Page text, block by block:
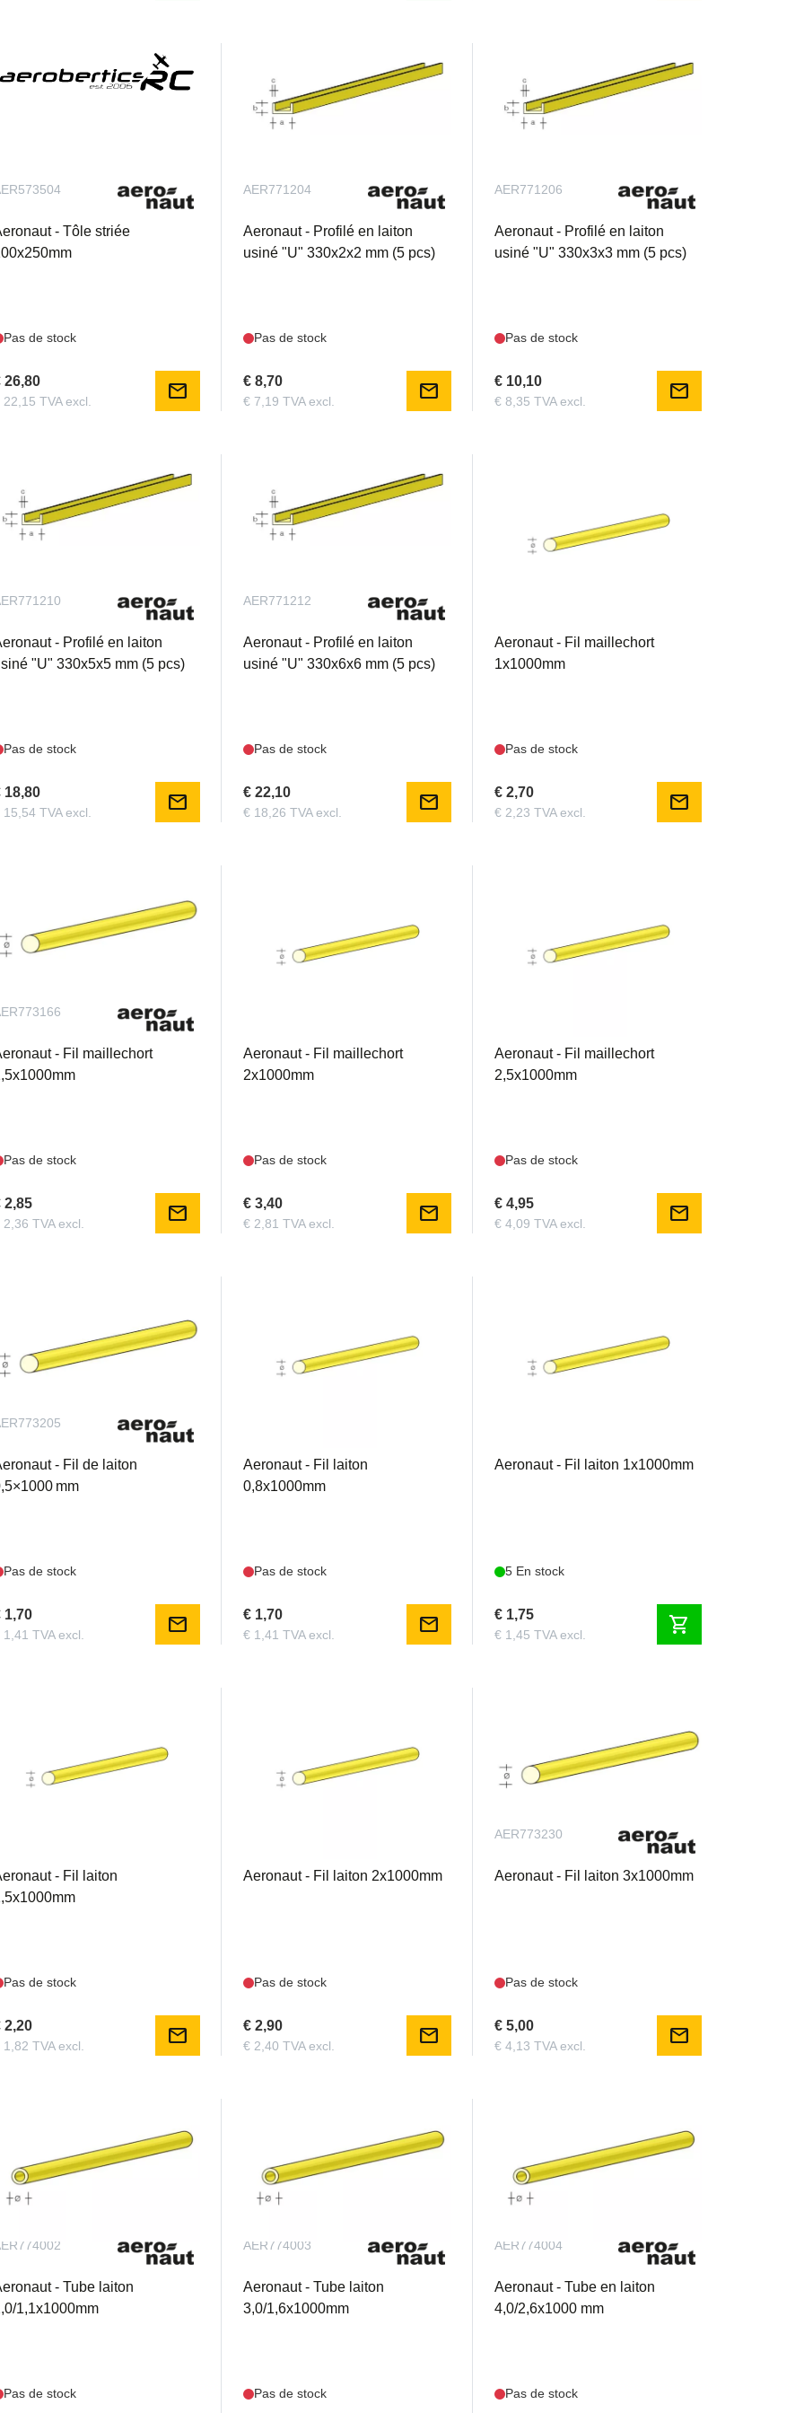
- Tôle striée
Pas de stock
26,80
22,15 TVA excl. mail
AER771204
Aeronaut - Profilé en laiton
usiné "U" 330x2x2 mm (5 pcs)
Pas de stock
€ 8,70
€ 7,19 TVA excl. mail
AER771206
Aeronaut - Profilé en laiton
usiné "U" 330x3x3 mm (5 pcs)
Pas de stock
€ 10,10
€ 8,35 TVA excl. mail
- Profilé en laiton
"U" 330x5x5 mm (5 pcs)
Pas de stock
18,80
15,54 TVA excl. mail
AER771212
Aeronaut - Profilé en laiton
usiné "U" 330x6x6 mm (5 pcs)
Pas de stock
€ 22,10
€ 18,26 TVA excl. mail
Aeronaut - Fil maillechort
1x1000mm
Pas de stock
€ 2,70
€ 2,23 TVA excl. mail
- Fil maillechort
Pas de stock
2,85
2,36 TVA excl. mail
Aeronaut - Fil maillechort
2x1000mm
Pas de stock
€ 3,40
€ 2,81 TVA excl. mail
Aeronaut - Fil maillechort
2,5x1000mm
Pas de stock
€ 4,95
€ 4,09 TVA excl. mail
- Fil de laiton
mm
Pas de stock
1,70
1,41 TVA excl. mail
Aeronaut - Fil laiton
0,8x1000mm
Pas de stock
€ 1,70
€ 1,41 TVA excl. mail
Aeronaut - Fil laiton 1x1000mm
5 En stock
€ 1,75
€ 1,45 TVA excl. shopping_cart
- Fil laiton
Pas de stock
2,20
1,82 TVA excl. mail
Aeronaut - Fil laiton 2x1000mm
Pas de stock
€ 2,90
€ 2,40 TVA excl. mail
AER773230
Aeronaut - Fil laiton 3x1000mm
Pas de stock
€ 5,00
€ 4,13 TVA excl. mail
- Tube laiton
1,1x1000mm
Pas de stock
AER774003
Aeronaut - Tube laiton
3,0/1,6x1000mm
Pas de stock
AER774004
Aeronaut - Tube en laiton
4,0/2,6x1000 mm
Pas de stock